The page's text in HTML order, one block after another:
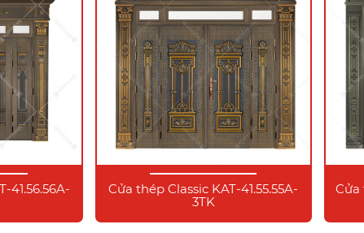
41.56.56A-
Cửa thép Classic KAT-41.55.55A-
3TK
Cửa